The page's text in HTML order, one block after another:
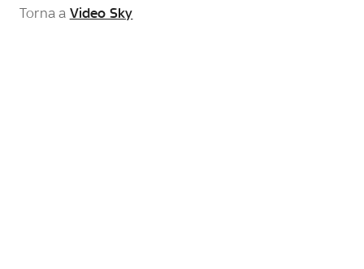
Torna a Video Sky